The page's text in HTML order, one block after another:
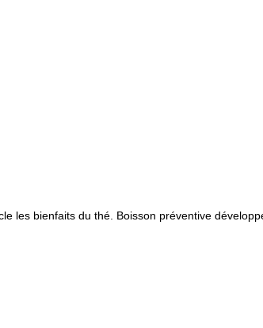
les bienfaits du thé. Boisson préventive